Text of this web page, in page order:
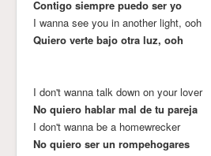
Contigo siempre puedo ser yo
I wanna see you in another light, ooh
Quiero verte bajo otra luz, ooh
I don't wanna talk down on your lover
No quiero hablar mal de tu pareja
I don't wanna be a homewrecker
No quiero ser un rompehogares